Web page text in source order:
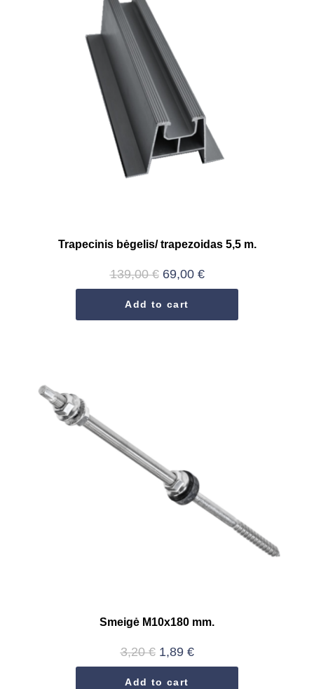
Trapecinis bėgelis/ trapezoidas 5,5 m.
139,00€ 69,00 €
Add to cart
Smeigė M10x180 mm.
3,20€ 1,89 €
Add to cart